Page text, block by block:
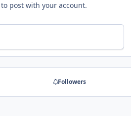
to post with your account.
Followers